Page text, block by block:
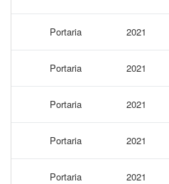
Portaria 2021
Portaria 2021
Portaria 2021
Portaria 2021
Portaria 2021